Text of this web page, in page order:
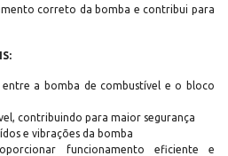
correto da bomba e contribui para
a bomba de combustível e o bloco
contribuindo para maior segurança
e vibrações da bomba
funcionamento eficiente e